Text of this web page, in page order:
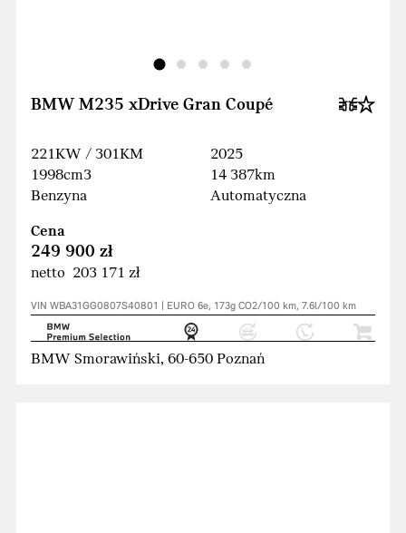
BMW M235 xDrive Gran Coupé
221KW / 301KM
1998cm3
Benzyna
2025
14 387km
Automatyczna
Cena
249 900 zł
netto 203 171 zł
VIN WBA31GG0807S40801 | EURO 6e, 173g CO2/100 km, 7.6l/100 km
BMW Smorawiński, 60-650 Poznań